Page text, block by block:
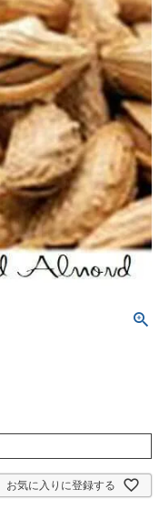
お気に入りに登録する